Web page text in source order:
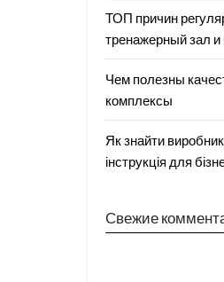
ТОП причин
тренажерный зал и
Чем полезны
комплексы
Як знайти
інструкція для
Свежие